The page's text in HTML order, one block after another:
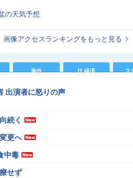
の天気予想
画像アクセスランキングをもっと見る
海外 IT 経済 ス
出演者に怒りの声
続く
更へ
中毒
せず